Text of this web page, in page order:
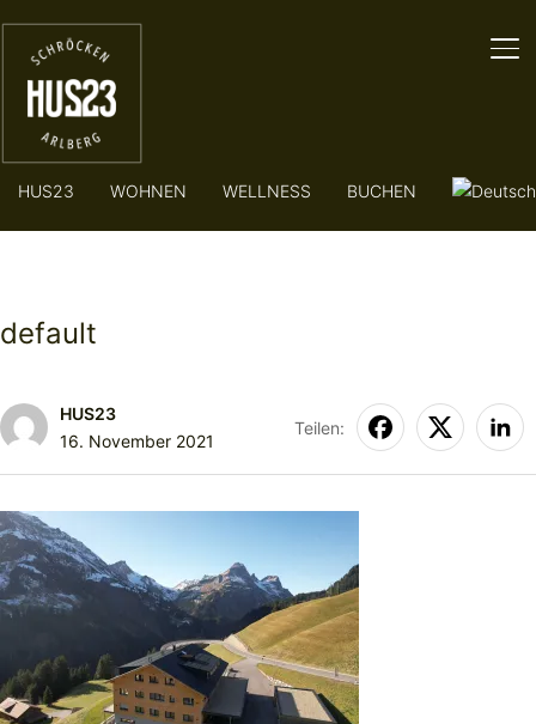
HUS23 WOHNEN WELLNESS BUCHEN
default
HUS23
16. November 2021
Teilen: